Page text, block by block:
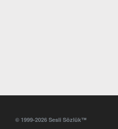
© 1999-2026 Sesli Sözlük™